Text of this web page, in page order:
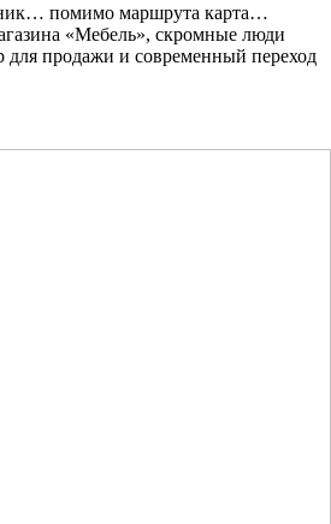
помимо маршрута карта…
«Мебель», скромные люди
для продажи и современный переход